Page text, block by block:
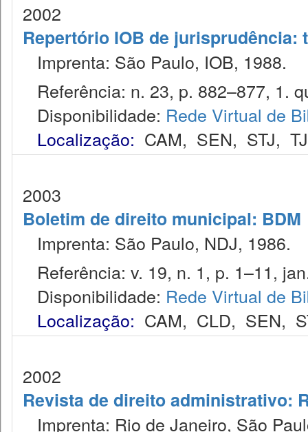
2002
Repertório IOB de
Imprenta: São Paulo, IOB, 1988.
Referência: n. 23, p. 882–877, 1.
Disponibilidade: Rede Virtual de
Localização: CAM, SEN, STJ,
2003
Boletim de direito municipal: BDM
Imprenta: São Paulo, NDJ, 1986.
Referência: v. 19, n. 1, p. 1–11,
Disponibilidade: Rede Virtual de
Localização: CAM, CLD, SEN,
2002
Revista de direito administrativo:
Imprenta: Rio de Janeiro, São